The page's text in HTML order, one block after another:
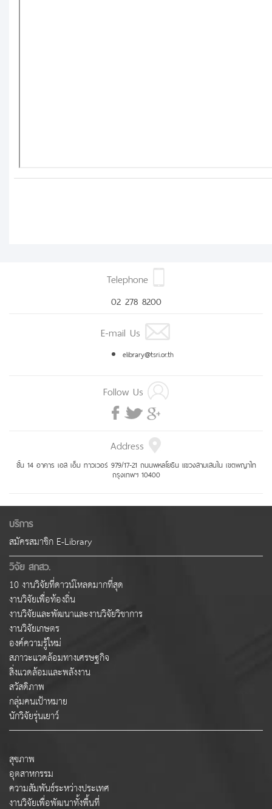
Telephone
02 278 8200
E-mail Us
elibrary@tsri.or.th
Follow Us
Address
ชั้น 14 อาคาร เอส เอ็ม ทาวเวอร์ 979/17-21 ถนนพหลโยธิน แขวงสามเสนใน เขตพญาไท
กรุงเทพฯ 10400
บริการ
สมัครสมาชิก E-Library
วิจัย สกสว.
10 งานวิจัยที่ดาวน์โหลดมากที่สุด
งานวิจัยเพื่อท้องถิ่น
งานวิจัยและพัฒนาและงานวิจัยวิชาการ
งานวิจัยเกษตร
องค์ความรู้ใหม่
สภาวะแวดล้อมทางเศรษฐกิจ
สิ่งแวดล้อมและพลังงาน
สวัสดิภาพ
กลุ่มคนเป้าหมาย
นักวิจัยรุ่นเยาว์
สุขภาพ
อุตสาหกรรม
ความสัมพันธ์ระหว่างประเทศ
งานวิจัยเพื่อพัฒนาทั้งพื้นที่